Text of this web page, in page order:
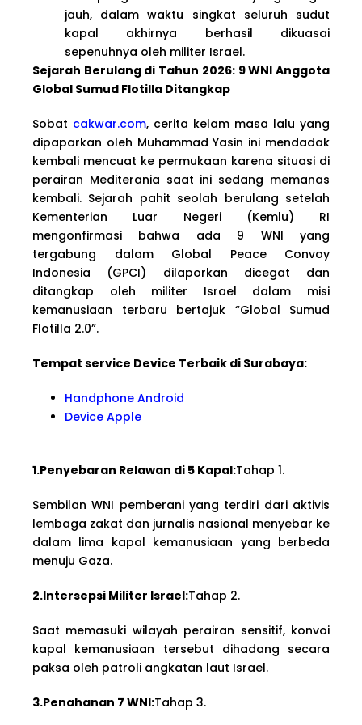
jauh, dalam waktu singkat seluruh sudut
kapal akhirnya berhasil dikuasai
sepenuhnya oleh militer Israel.
Sejarah Berulang di Tahun 2026: 9 WNI Anggota
Global Sumud Flotilla Ditangkap
Sobat cakwar.com, cerita kelam masa lalu yang
dipaparkan oleh Muhammad Yasin ini mendadak
kembali mencuat ke permukaan karena situasi di
perairan Mediterania saat ini sedang memanas
kembali. Sejarah pahit seolah berulang setelah
Kementerian Luar Negeri (Kemlu) RI
mengonfirmasi bahwa ada 9 WNI yang
tergabung dalam Global Peace Convoy
Indonesia (GPCI) dilaporkan dicegat dan
ditangkap oleh militer Israel dalam misi
kemanusiaan terbaru bertajuk “Global Sumud
Flotilla 2.0”.
Tempat service Device Terbaik di Surabaya:
Handphone Android
Device Apple
1.Penyebaran Relawan di 5 Kapal:Tahap 1.
Sembilan WNI pemberani yang terdiri dari aktivis
lembaga zakat dan jurnalis nasional menyebar ke
dalam lima kapal kemanusiaan yang berbeda
menuju Gaza.
2.Intersepsi Militer Israel:Tahap 2.
Saat memasuki wilayah perairan sensitif, konvoi
kapal kemanusiaan tersebut dihadang secara
paksa oleh patroli angkatan laut Israel.
3.Penahanan 7 WNI:Tahap 3.